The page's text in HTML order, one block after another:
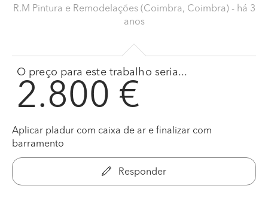
R.M Pintura e Remodelações (Coimbra, Coimbra) - há 3
anos
O preço para este trabalho seria...
2.800 €
Aplicar pladur com caixa de ar e finalizar com
barramento
Responder